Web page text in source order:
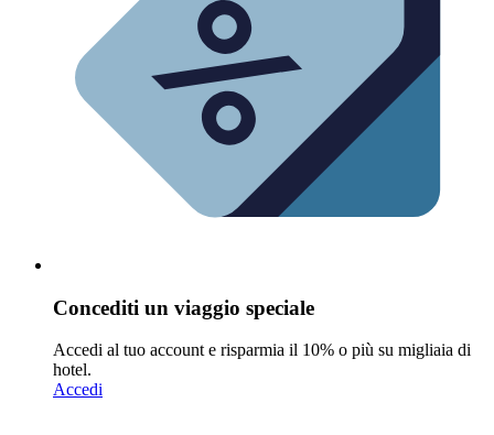
Concediti un viaggio speciale
Accedi al tuo account e risparmia il 10% o più su migliaia di
hotel.
Accedi